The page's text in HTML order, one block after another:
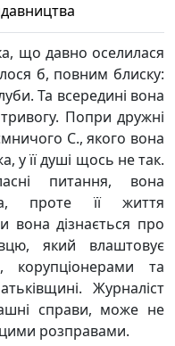
що давно оселилася
б, повним блиску:
Та всередині вона
Попри дружні
С., якого вона
у її душі щось не так.
питання, вона
проте її життя
вона дізнається про
який влаштовує
корупціонерами та
Журналіст
справи, може не
цими розправами.